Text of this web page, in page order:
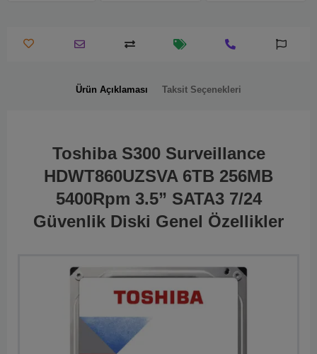
Ürün Açıklaması Taksit Seçenekleri
Toshiba S300 Surveillance
HDWT860UZSVA 6TB 256MB
5400Rpm 3.5” SATA3 7/24
Güvenlik Diski Genel Özellikler